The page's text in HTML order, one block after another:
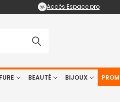
Accès Espace pro
BEAUTÉ BIJOUX